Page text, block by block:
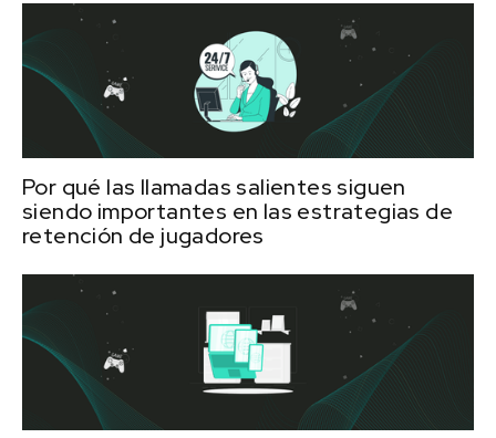
Por qué las llamadas salientes siguen
siendo importantes en las estrategias de
retención de jugadores